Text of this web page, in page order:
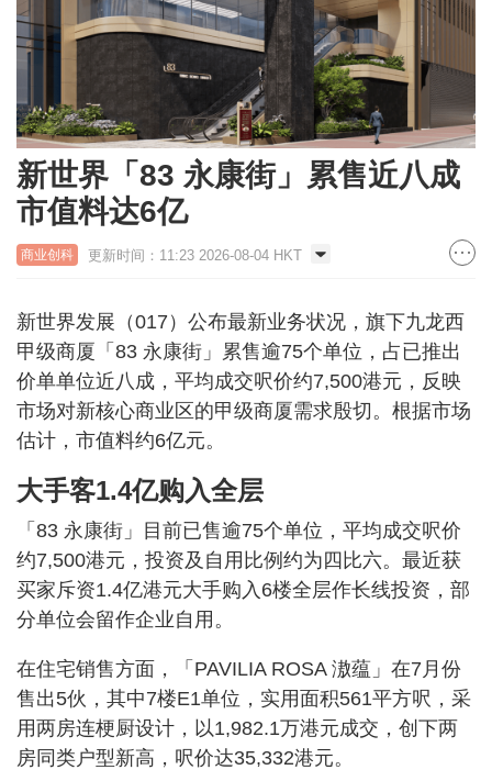
新世界「83 永康街」累售近八成
市值料达6亿
商业创科 更新时间：11:23 2026-08-04 HKT
新世界发展（017）公布最新业务状况，旗下九龙西
甲级商厦「83 永康街」累售逾75个单位，占已推出
价单单位近八成，平均成交呎价约7,500港元，反映
市场对新核心商业区的甲级商厦需求殷切。根据市场
估计，市值料约6亿元。
大手客1.4亿购入全层
「83 永康街」目前已售逾75个单位，平均成交呎价
约7,500港元，投资及自用比例约为四比六。最近获
买家斥资1.4亿港元大手购入6楼全层作长线投资，部
分单位会留作企业自用。
在住宅销售方面，「PAVILIA ROSA 滶蕴」在7月份
售出5伙，其中7楼E1单位，实用面积561平方呎，采
用两房连梗厨设计，以1,982.1万港元成交，创下两
房同类户型新高，呎价达35,332港元。